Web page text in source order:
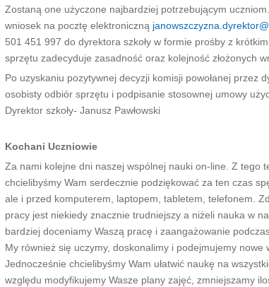
Zostaną one użyczone najbardziej potrzebującym
wniosek na pocztę elektroniczną
501 451 997 do dyrektora szkoły w formie prośby z
sprzętu zadecyduje zasadność oraz kolejność złożonych
Po uzyskaniu pozytywnej decyzji komisji powołanej przez
osobisty odbiór sprzętu i podpisanie stosownej umowy
Dyrektor szkoły- Janusz Pawłowski
Kochani Uczniowie
Za nami kolejne dni naszej wspólnej nauki on-line. Z tego
chcielibyśmy Wam serdecznie podziękować za ten czas
ale i przed komputerem, laptopem, tabletem, telefonem.
pracy jest niekiedy znacznie trudniejszy a niżeli nauka w
bardziej doceniamy Waszą pracę i zaangażowanie
My również się uczymy, doskonalimy i podejmujemy nowe
Jednocześnie chcielibyśmy Wam ułatwić naukę na
względu modyfikujemy Wasze plany zajęć, zmniejszamy